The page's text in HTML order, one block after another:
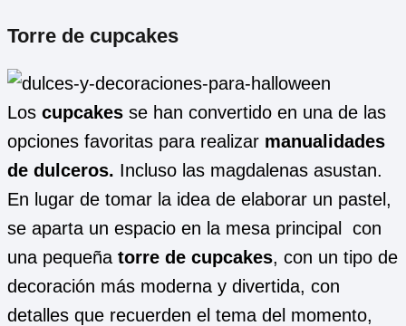
Torre de cupcakes
Los cupcakes se han convertido en una de las
opciones favoritas para realizar manualidades
de dulceros. Incluso las magdalenas asustan.
En lugar de tomar la idea de elaborar un pastel,
se aparta un espacio en la mesa principal con
una pequeña torre de cupcakes, con un tipo de
decoración más moderna y divertida, con
detalles que recuerden el tema del momento,